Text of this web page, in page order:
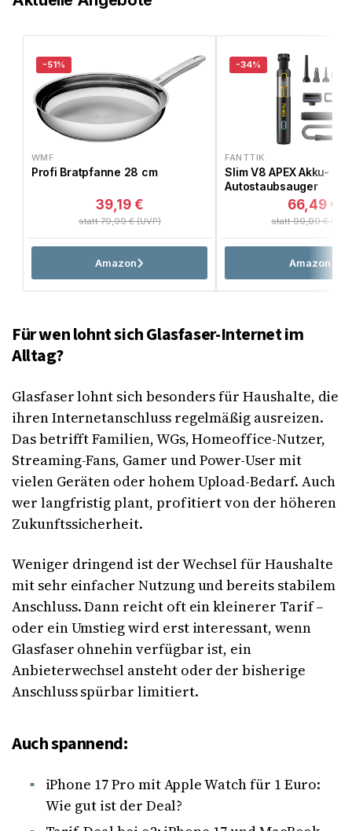
-51%
WMF
Profi Bratpfanne 28 cm
statt 79,99 € (UVP)
39,19 €
Amazon
-34%
FANTTIK
Slim V8 APEX Akku-
Autostaubsauger
statt 99,99 €
66,49 €
Amazon
Für wen lohnt sich Glasfaser-Internet im
Alltag?
Glasfaser lohnt sich besonders für Haushalte, die
ihren Internetanschluss regelmäßig ausreizen.
Das betrifft Familien, WGs, Homeoffice-Nutzer,
Streaming-Fans, Gamer und Power-User mit
vielen Geräten oder hohem Upload-Bedarf. Auch
wer langfristig plant, profitiert von der höheren
Zukunftssicherheit.
Weniger dringend ist der Wechsel für Haushalte
mit sehr einfacher Nutzung und bereits stabilem
Anschluss. Dann reicht oft ein kleinerer Tarif –
oder ein Umstieg wird erst interessant, wenn
Glasfaser ohnehin verfügbar ist, ein
Anbieterwechsel ansteht oder der bisherige
Anschluss spürbar limitiert.
Auch spannend:
iPhone 17 Pro mit Apple Watch für 1 Euro:
Wie gut ist der Deal?